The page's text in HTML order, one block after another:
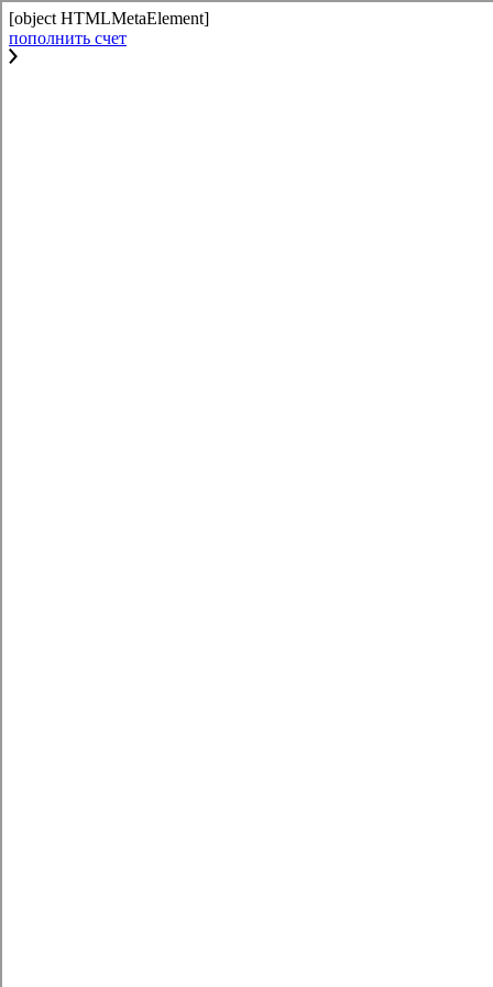
[object HTMLMetaElement]
пополнить счет